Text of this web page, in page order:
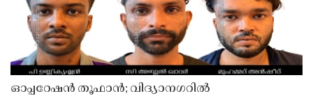
ഓപ്പറേഷൻ തൂഫാൻ; വിദ്യാനഗറിൽ